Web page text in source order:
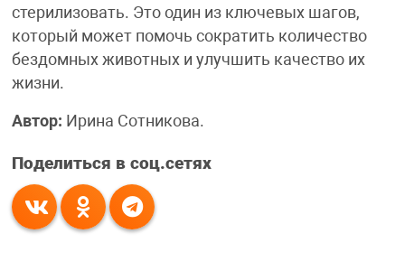
стерилизовать. Это один из ключевых шагов,
который может помочь сократить количество
бездомных животных и улучшить качество их
жизни.
Автор: Ирина Сотникова.
Поделиться в соц.сетях